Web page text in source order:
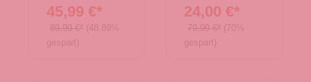
Brand
45,99 €*
89,99 €* (48.89%
gespart)
Brand
24,00 €*
79,99 €* (70%
gespart)